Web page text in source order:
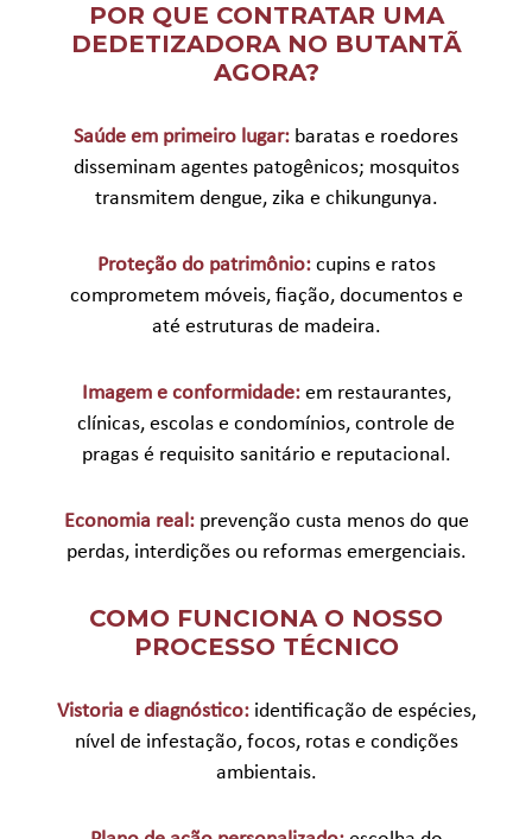
POR QUE CONTRATAR UMA
DEDETIZADORA NO BUTANTÃ
AGORA?
Saúde em primeiro lugar: baratas e roedores
disseminam agentes patogênicos; mosquitos
transmitem dengue, zika e chikungunya.
Proteção do patrimônio:cupins e ratos
comprometem móveis, fiação, documentos e
até estruturas de madeira.
Imagem e conformidade:em restaurantes,
clínicas, escolas e condomínios, controle de
pragas é requisito sanitário e reputacional.
Economia real:prevenção custa menos do que
perdas, interdições ou reformas emergenciais.
COMO FUNCIONA O NOSSO
PROCESSO TÉCNICO
Vistoria e diagnóstico:identificação de espécies,
nível de infestação, focos, rotas e condições
ambientais.